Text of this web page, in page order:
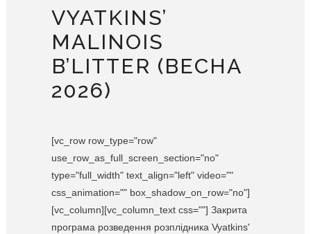
VYATKINS’
MALINOIS
B’LITTER (ВЕСНА
2026)
[vc_row row_type="row"
use_row_as_full_screen_section="no"
type="full_width" text_align="left" video=""
css_animation="" box_shadow_on_row="no"]
[vc_column][vc_column_text css=""] Закрита
програма розведення розплідника Vyatkins'